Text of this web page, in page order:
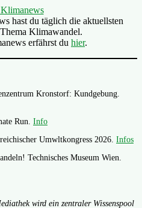
hast du täglich die aktuellsten
Klimawandel.
erfährst du hier.
Kronstorf: Kundgebung.
Run. Info
Umwltkongress 2026. Infos
Technisches Museum Wien.
wird ein zentraler Wissenspool